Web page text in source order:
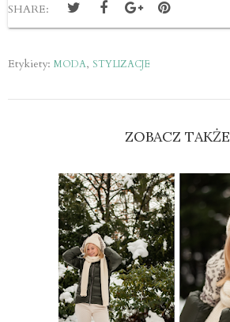
SHARE:
Etykiety: MODA, STYLIZACJE
ZOBACZ TAKŻE